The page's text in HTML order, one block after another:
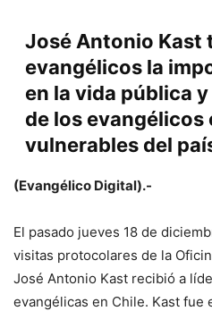
José Antonio Kast
evangélicos la
en la vida pública
de los evangélicos
vulnerables del
(Evangélico Digital).-
El pasado jueves 18 de
visitas protocolares de la
José Antonio Kast recibió a
evangélicas en Chile. Kast fue